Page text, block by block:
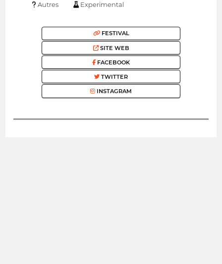
Autres
Experimental
FESTIVAL
SITE WEB
FACEBOOK
TWITTER
INSTAGRAM